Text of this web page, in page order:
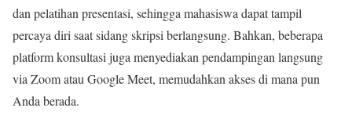
dan pelatihan presentasi, sehingga mahasiswa dapat tampil
percaya diri saat sidang skripsi berlangsung. Bahkan, beberapa
platform konsultasi juga menyediakan pendampingan langsung
via Zoom atau Google Meet, memudahkan akses di mana pun
Anda berada.